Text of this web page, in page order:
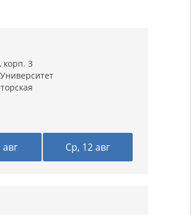
корп. 3
Университет
авг Ср, 12 авг